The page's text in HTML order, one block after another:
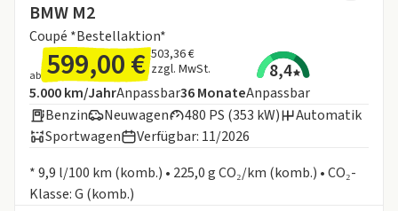
BMW M2
Coupé *Bestellaktion*
ab 599,00 € 503,36 €
zzgl. MwSt.
8,4
Angebotsdetails:
Inklusive Laufleistung
5.000 km/JahrAnpassbarLaufzeit
36MonateAnpassbar
Benzin
Neuwagen 480 PS (353 kW)
Automatik
Sportwagen
Verfügbar: 11/2026
* 9,9 l/100 km (komb.) • 225,0 g CO₂/km (komb.) • CO₂-
Klasse: G (komb.)